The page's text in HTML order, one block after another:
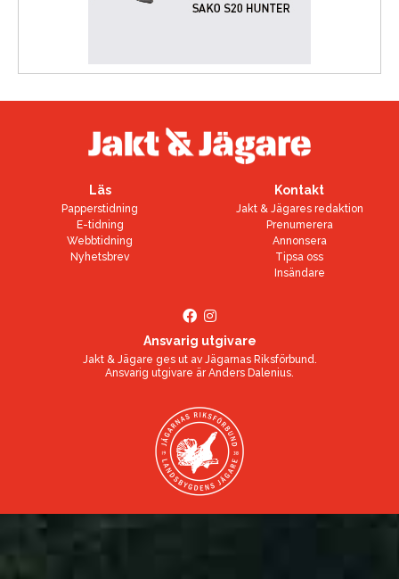
Läs
Papperstidning
E-tidning
Webbtidning
Nyhetsbrev
Kontakt
Jakt & Jägares redaktion
Prenumerera
Annonsera
Tipsa oss
Insändare
Ansvarig utgivare
Jakt & Jägare ges ut av Jägarnas Riksförbund.
Ansvarig utgivare ärAnders Dalenius.